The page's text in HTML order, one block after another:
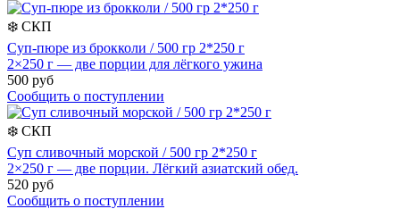
❄️ СКП
Суп-пюре из брокколи / 500 гр 2*250 г
2×250 г — две порции для лёгкого ужина
500 руб
Сообщить о поступлении
❄️ СКП
Суп сливочный морской / 500 гр 2*250 г
2×250 г — две порции. Лёгкий азиатский обед.
520 руб
Сообщить о поступлении